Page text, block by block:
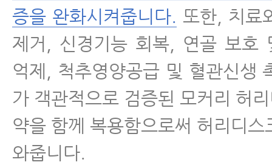
증을 완화시켜줍니다. 또한, 치료
제거, 신경기능 회복, 연골 보호
억제, 척추영양공급 및 혈관신생
가 객관적으로 검증된 모커리 허
약을 함께 복용함으로써 허리디스
와줍니다.